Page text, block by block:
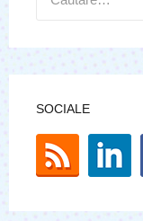
după:
SOCIALE